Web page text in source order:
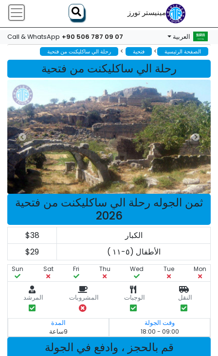
مينيستر تورز
العربية Call & WhatsApp +90 506 787 09 07
الصفحة الرئيسية > فتحية > رحلة الي ساكليكنت من فتحية
رحلة الي ساكليكنت من فتحية
ثمن الجوله رحلة الي ساكليكنت من فتحية
2026
الكبار
$38
الأطفال (٥-١١ )
$29
Mon
Tue
Wed
Thu
Fri
Sat
Sun
النقل الوجبات المشروبات المرشد
وقت الجولة
09:00 - 18:00
المدة
9ساعة
قم بالحجز ، وادفع في الجولة